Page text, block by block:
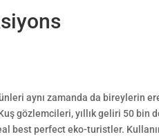
aynı zamanda da bireylerin
gözlemcileri, yıllık geliri 50 bin
best perfect eko-turistler.